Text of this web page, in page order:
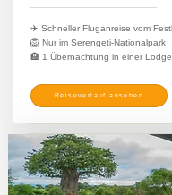
✈️ Schneller Fluganreise vom
🦁 Nur im Serengeti-Nationalpark
🏨 1 Übernachtung in einer
Reiseverlauf ansehen